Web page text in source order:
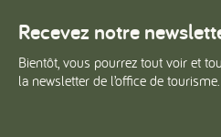
Recevez notre
Bientôt, vous pourrez tout voir et
la newsletter de l’office de tourisme.